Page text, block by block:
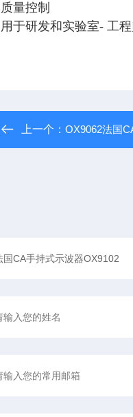
质量控制
用于研发和实验室- 工
上一个：OX9062法国